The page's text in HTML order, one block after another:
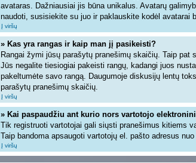
avataras. Dažniausiai jis būna unikalus. Avatarų
naudoti, susisiekite su juo ir paklauskite kodėl avatarai
Į viršų
» Kas yra rangas ir kaip man jį pasikeisti?
Rangai žymi jūsų parašytų pranešimų skaičių. Taip
Jūs negalite tiesiogiai pakeisti rangų, kadangi juos
pakeltumėte savo rangą. Daugumoje diskusijų lentų
parašytų pranešimų skaičių.
Į viršų
» Kai paspaudžiu ant kurio nors vartotojo
Tik registruoti vartotojai gali siųsti pranešimus kitiems
Taip bandoma apsaugoti vartotojų el. pašto adresus
Į viršų